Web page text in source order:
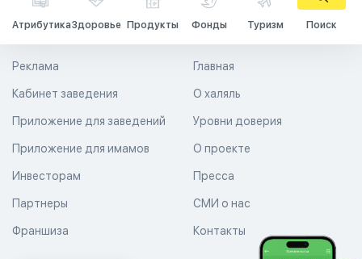
АтрибутикаЗдоровье Продукты Фонды Туризм Поиск
Главная
О халяль
Уровни доверия
Реклама
Кабинет заведения
Приложение для заведений
Приложение для имамов О проекте
Пресса
СМИ о нас
Контакты
Инвесторам
Партнеры
Франшиза